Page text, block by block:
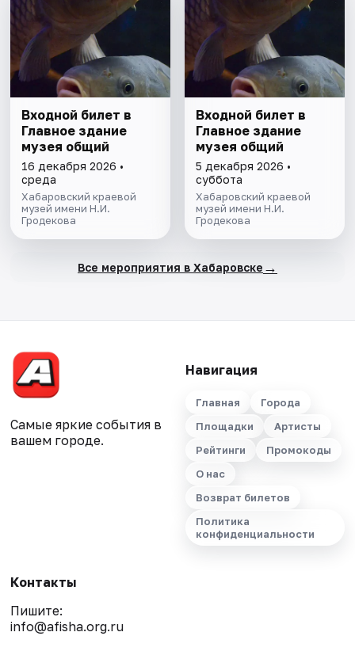
Входной билет в
Главное здание
музея общий
16 декабря 2026 •
среда
Хабаровский краевой
музей имени Н.И.
Гродекова
Входной билет в
Главное здание
музея общий
5 декабря 2026 •
суббота
Хабаровский краевой
музей имени Н.И.
Гродекова
Все мероприятия в Хабаровске →
Самые яркие события в
вашем городе.
Навигация
Главная
Города
Площадки
Артисты
Рейтинги
Промокоды
О нас
Возврат билетов
Политика
конфиденциальности
Контакты
Пишите:
info@afisha.org.ru